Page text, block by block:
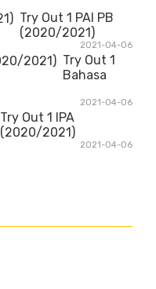
Try Out 1 PAI PB
(2020/2021)
2021-04-06
Try Out 1
Bahasa
2021-04-06
Try Out 1 IPA
(2020/2021)
2021-04-06